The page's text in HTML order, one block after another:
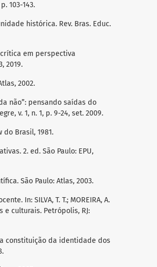
103-143.
histórica. Rev. Bras. Educ.
crítica em perspectiva
2019.
2002.
não”: pensando saídas do
v. 1, n. 1, p. 9-24, set. 2009.
do Brasil, 1981.
2. ed. São Paulo: EPU,
São Paulo: Atlas, 2003.
In: SILVA, T. T.; MOREIRA, A.
culturais. Petrópolis, RJ:
a constituição da identidade dos